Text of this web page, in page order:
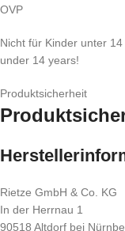
OVP
Nicht für Kinder unter
under 14 years!
Produktsicherheit
Rietze GmbH & Co. KG
In der Herrnau 1
90518 Altdorf bei